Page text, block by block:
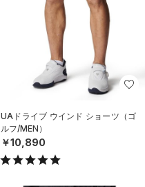
UAドライブ ウインド ショーツ（ゴ
ルフ/MEN）
￥10,890